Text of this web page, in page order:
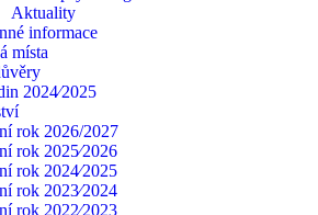
Aktuality
informace
místa
2024⁄2025
rok 2026/2027
rok 2025⁄2026
rok 2024⁄2025
rok 2023⁄2024
rok 2022⁄2023